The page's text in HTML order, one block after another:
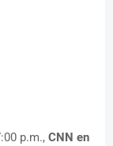
p.m., CNN en